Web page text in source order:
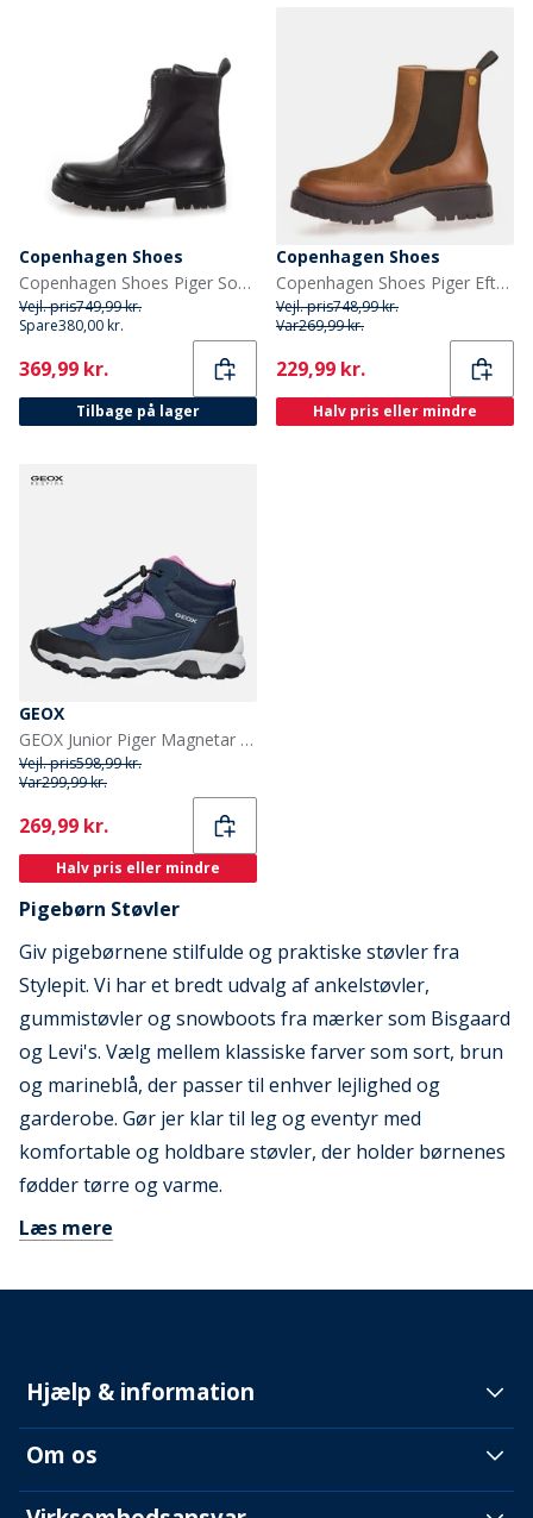
Copenhagen Shoes
Copenhagen Shoes Piger Sophia Støvler 0001 Sort
Vejl. pris749,99 kr.
Spare380,00 kr.
Current
369,99 kr.
Tilbage på lager
Copenhagen Shoes
Copenhagen Shoes Piger Efterår Støvler 0241 Cognac
Vejl. pris748,99 kr.
Var269,99 kr.
Current
229,99 kr.
Halv pris eller mindre
GEOX
GEOX Junior Piger Magnetar Ankelstøvler Navy/Violet
Vejl. pris598,99 kr.
Var299,99 kr.
Current
269,99 kr.
Halv pris eller mindre
Pigebørn Støvler
Giv pigebørnene stilfulde og praktiske støvler fra
Stylepit. Vi har et bredt udvalg af ankelstøvler,
gummistøvler og snowboots fra mærker som Bisgaard
og Levi's. Vælg mellem klassiske farver som sort, brun
og marineblå, der passer til enhver lejlighed og
garderobe. Gør jer klar til leg og eventyr med
komfortable og holdbare støvler, der holder børnenes
fødder tørre og varme.
Læs mere
Hjælp & information
Om os